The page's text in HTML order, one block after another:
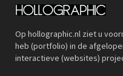
Op hollographic.nl ziet u
heb (portfolio) in de
interactieve (websites)